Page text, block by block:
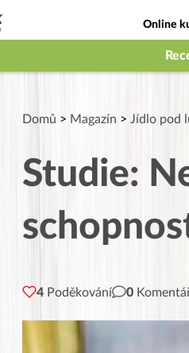
Online
Jak na
Domů > Magazín > Jídlo pod
Studie:
4 Poděkování 0